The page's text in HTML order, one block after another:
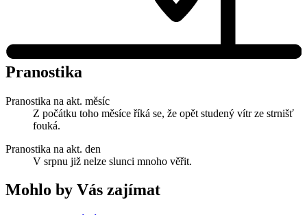
Pranostika
Pranostika na akt. měsíc
Z počátku toho měsíce říká se, že opět studený vítr ze strnišť
fouká.
Pranostika na akt. den
V srpnu již nelze slunci mnoho věřit.
Mohlo by Vás zajímat